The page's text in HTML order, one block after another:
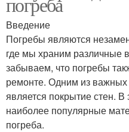
Введение
Погребы являются
где мы храним различные
забываем, что погребы
ремонте. Одним из важных
является покрытие стен.
наиболее популярные
погреба.